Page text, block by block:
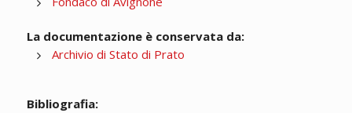
La documentazione è conservata da:
Archivio di Stato di Prato
Bibliografia: